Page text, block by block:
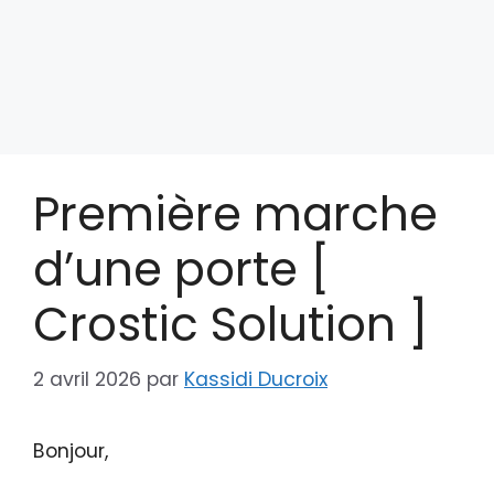
Première marche
d’une porte [
Crostic Solution ]
2 avril 2026 par Kassidi Ducroix
Bonjour,